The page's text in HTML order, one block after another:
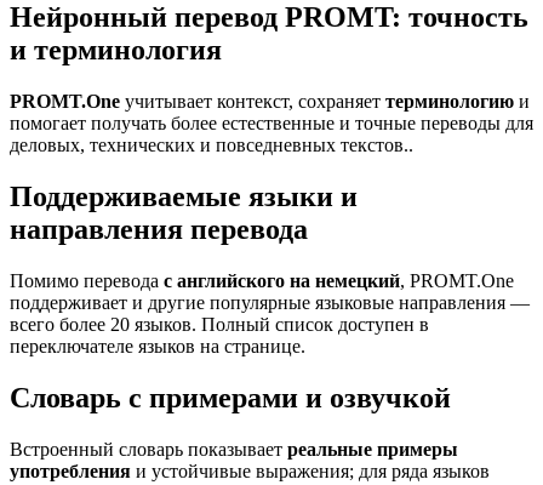
Нейронный перевод PROMT: точность
и терминология
PROMT.One учитывает контекст, сохраняет терминологию и
помогает получать более естественные и точные переводы для
деловых, технических и повседневных текстов..
Поддерживаемые языки и
направления перевода
Помимо перевода с английского на немецкий, PROMT.One
поддерживает и другие популярные языковые направления —
всего более 20 языков. Полный список доступен в
переключателе языков на странице.
Словарь с примерами и озвучкой
Встроенный словарь показывает реальные примеры
употребления и устойчивые выражения; для ряда языков